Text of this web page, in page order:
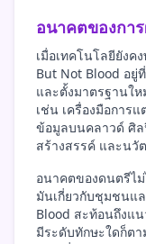
อนาคตของกา
เมื่อเทคโนโลยียัง
But Not Blood อ
และตั้งมาตรฐานให
เช่น เครื่องมือการ
ข้อมูลบนคลาวด์ ศิล
สร้างสรรค์ และนวั
อนาคตของดนตรีไม่
มันเกี่ยวกับชุมชนแ
Blood สะท้อนถึงแ
มีระดับทักษะใดก็ต